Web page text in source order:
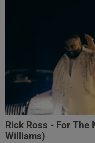
Rick Ross - For The
Williams)